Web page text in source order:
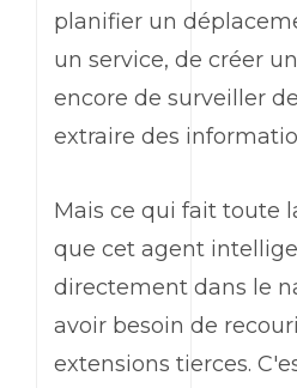
planifier un
un service, de créer
encore de surveiller
extraire des
Mais ce qui fait toute
que cet agent
directement dans le
avoir besoin de
extensions tierces.